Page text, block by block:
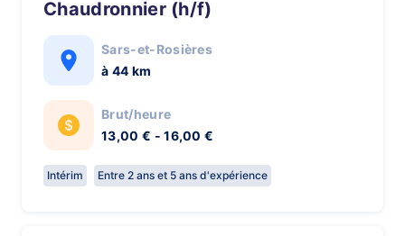
Chaudronnier (h/f)
Sars-et-Rosières
à 44 km
Brut/heure
13,00 € - 16,00 €
Intérim Entre 2 ans et 5 ans d'expérience